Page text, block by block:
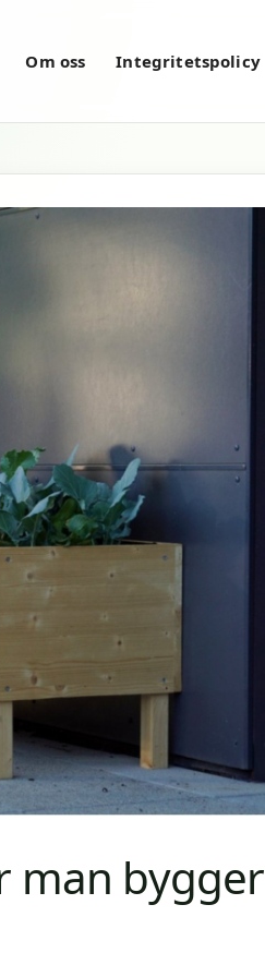
Om oss Integritetspolicy
man bygger